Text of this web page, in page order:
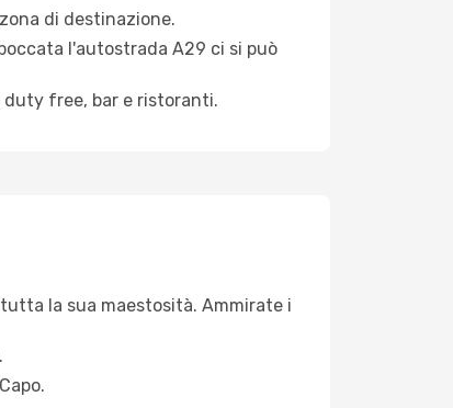
di destinazione.
l'autostrada A29 ci si può
free, bar e ristoranti.
la sua maestosità. Ammirate i